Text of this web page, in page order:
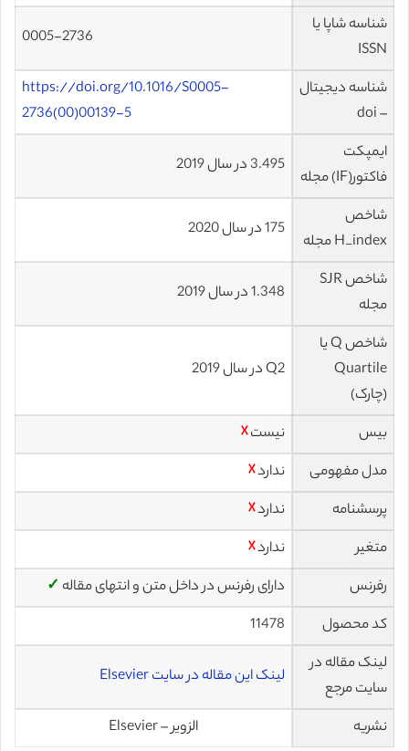
شناسه شاپا یا
ISSN
0005-2736
شناسه دیجیتال
– doi
https://doi.org/10.1016/S0005-
2736(00)00139-5
ایمپکت
فاکتور(IF) مجله
3.495 در سال 2019
شاخص
H_index مجله
175 در سال 2020
شاخص SJR
مجله
1.348 در سال 2019
شاخص Q یا
Quartile
(چارک)
Q2 در سال 2019
بیس نیست☓
مدل مفهومی
ندارد☓
پرسشنامه
ندارد☓
متغیر
ندارد☓
رفرنس
دارای رفرنس در داخل متن و انتهای مقاله ✓
کد محصول
11478
لینک مقاله در
سایت مرجع
لینک این مقاله در سایت Elsevier
نشریه الزویر – Elsevier